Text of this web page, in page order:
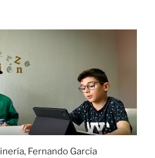
Fernando García